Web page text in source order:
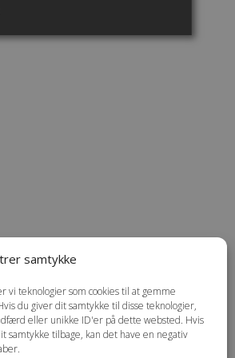
samtykke
vi teknologier som cookies til at gemme
du giver dit samtykke til disse teknologier,
eller unikke ID'er på dette websted. Hvis
tilbage, kan det have en negativ